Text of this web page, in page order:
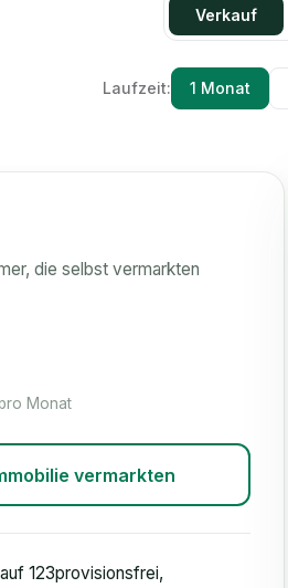
Verkauf
Laufzeit: 1 Monat
die selbst vermarkten
Monat
vermarkten
123provisionsfrei,